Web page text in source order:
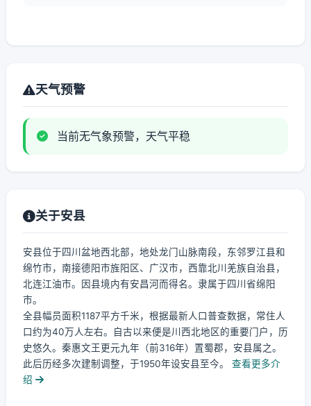
天气预警
当前无气象预警，天气平稳
关于安县
安县位于四川盆地西北部，地处龙门山脉南段，东邻罗江县和
绵竹市，南接德阳市旌阳区、广汉市，西靠北川羌族自治县，
北连江油市。因县境内有安昌河而得名。隶属于四川省绵阳
市。
全县幅员面积1187平方千米，根据最新人口普查数据，常住人
口约为40万人左右。自古以来便是川西北地区的重要门户，历
史悠久。秦惠文王更元九年（前316年）置蜀郡，安县属之。
此后历经多次建制调整，于1950年设安县至今。
查看更多介
绍